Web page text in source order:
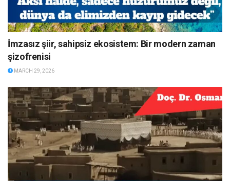
İmzasız şiir, sahipsiz ekosistem: Bir modern zaman
şizofrenisi
MARCH 29, 2026